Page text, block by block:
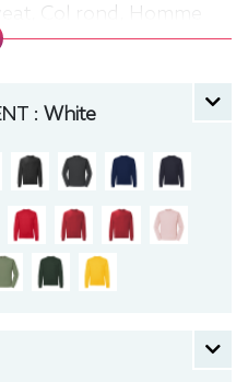
Col rond, Homme
: White